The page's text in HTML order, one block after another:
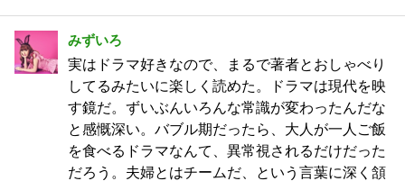
みずいろ
実はドラマ好きなので、まるで著者とおしゃべり
してるみたいに楽しく読めた。ドラマは現代を映
す鏡だ。ずいぶんいろんな常識が変わったんだな
と感慨深い。バブル期だったら、大人が一人ご飯
を食べるドラマなんて、異常視されるだけだった
だろう。夫婦とはチームだ、という言葉に深く頷